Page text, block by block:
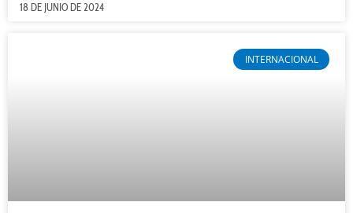
18 DE JUNIO DE 2024
INTERNACIONAL